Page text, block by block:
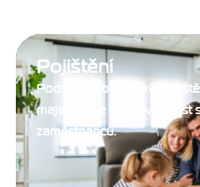
Pojištění
Podnikejte bez obav.
majetek, ale i odpovědnost
zaměstnanců.